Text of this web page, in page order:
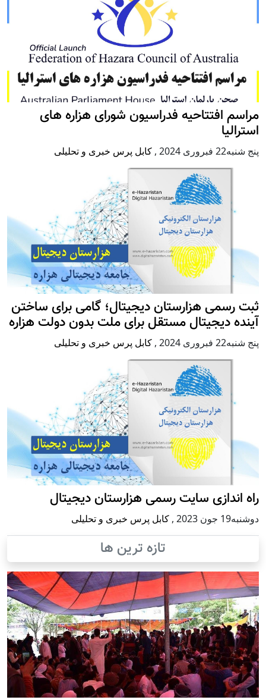
مراسم افتتاحیه فدراسیون شورای هزاره های
استرالیا
پنج شنبه22 فبروری 2024 , کابل پرس خبری و تحلیلی
ثبت رسمی هزارستان دیجیتال؛ گامی برای ساختن
آینده دیجیتال مستقل برای ملت بدون دولت هزاره
پنج شنبه22 فبروری 2024 , کابل پرس خبری و تحلیلی
راه اندازی سایت رسمی هزارستان دیجیتال
دوشنبه19 جون 2023 , کابل پرس خبری و تحلیلی
تازه ترین ها